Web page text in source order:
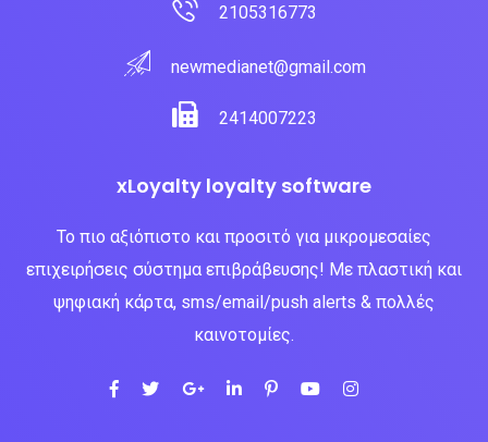
2105316773
newmedianet@gmail.com
2414007223
xLoyalty loyalty software
Το πιο αξιόπιστο και προσιτό για μικρομεσαίες
επιχειρήσεις σύστημα επιβράβευσης! Με πλαστική και
ψηφιακή κάρτα, sms/email/push alerts & πολλές
καινοτομίες.